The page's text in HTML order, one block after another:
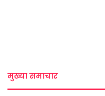
मुख्या समाचार